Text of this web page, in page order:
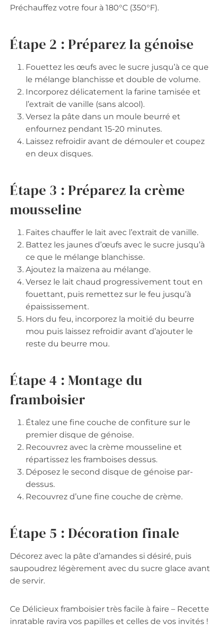
Préchauffez votre four à 180°C (350°F).
Étape 2 : Préparez la génoise
Fouettez les œufs avec le sucre jusqu’à ce que
le mélange blanchisse et double de volume.
Incorporez délicatement la farine tamisée et
l’extrait de vanille (sans alcool).
Versez la pâte dans un moule beurré et
enfournez pendant 15-20 minutes.
Laissez refroidir avant de démouler et coupez
en deux disques.
Étape 3 : Préparez la crème
mousseline
Faites chauffer le lait avec l’extrait de vanille.
Battez les jaunes d’œufs avec le sucre jusqu’à
ce que le mélange blanchisse.
Ajoutez la maïzena au mélange.
Versez le lait chaud progressivement tout en
fouettant, puis remettez sur le feu jusqu’à
épaississement.
Hors du feu, incorporez la moitié du beurre
mou puis laissez refroidir avant d’ajouter le
reste du beurre mou.
Étape 4 : Montage du
framboisier
Étalez une fine couche de confiture sur le
premier disque de génoise.
Recouvrez avec la crème mousseline et
répartissez les framboises dessus.
Déposez le second disque de génoise par-
dessus.
Recouvrez d’une fine couche de crème.
Étape 5 : Décoration finale
Décorez avec la pâte d’amandes si désiré, puis
saupoudrez légèrement avec du sucre glace avant
de servir.
Ce Délicieux framboisier très facile à faire – Recette
inratable ravira vos papilles et celles de vos invités !